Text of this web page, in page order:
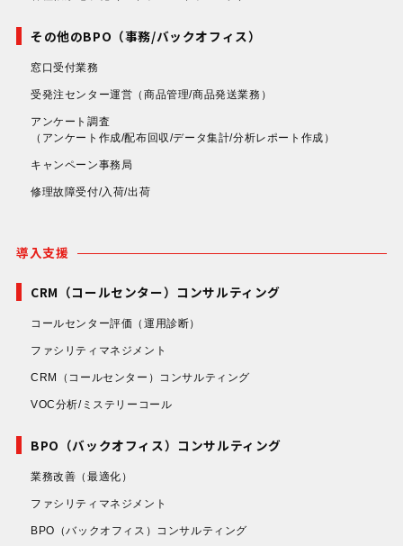
その他のBPO（事務/バックオフィス）
窓口受付業務
受発注センター運営 （商品管理/商品発送業務）
アンケート調査
（アンケート作成/配布回収/データ集計/分析レポート作成）
キャンペーン事務局
修理故障受付/入荷/出荷
導入支援
CRM（コールセンター）コンサルティング
コールセンター評価 （運用診断）
ファシリティマネジメント
CRM（コールセンター）コンサルティング
VOC分析/ミステリーコール
BPO（バックオフィス）コンサルティング
業務改善 （最適化）
ファシリティマネジメント
BPO（バックオフィス）コンサルティング